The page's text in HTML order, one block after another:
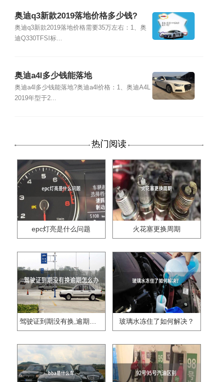
奥迪q3新款2019落地价格多少钱?
奥迪q3新款2019落地价格需要35万左右：1、奥
迪Q330TFSI标...
奥迪a4l多少钱能落地
奥迪a4l多少钱能落地?奥迪a4l价格：1、奥迪A4L
2019年型于2...
热门阅读
epc灯亮是什么问题 火花塞更换周期
驾驶证到期没有换,逾期怎么办?? 玻璃水冻住了如何解决？